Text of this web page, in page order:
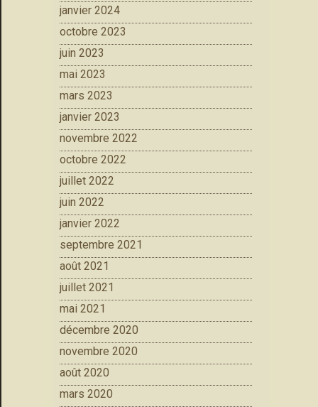
janvier 2024
octobre 2023
juin 2023
mai 2023
mars 2023
janvier 2023
novembre 2022
octobre 2022
juillet 2022
juin 2022
janvier 2022
septembre 2021
août 2021
juillet 2021
mai 2021
décembre 2020
novembre 2020
août 2020
mars 2020